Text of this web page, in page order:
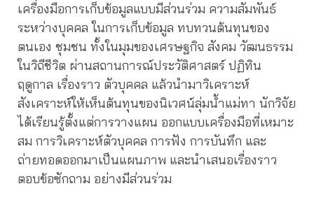
เครื่องมือการเก็บข้อมูลแบบมีส่วนร่วม ความสัมพันธ์
ระหว่างบุคคล ในการเก็บข้อมูล ทบทวนต้นทุนของ
ตนเอง ชุมชน ทั้งในมุมของเศรษฐกิจ สังคม วัฒนธรรม
ในวิถีชีวิต ผ่านสถานการณ์ประวัติศาสตร์ ปฏิทิน
ฤดูกาล เรื่องราว ตัวบุคคล แล้วนำมาวิเคราะห์
สังเคราะห์ให้เห็นต้นทุนของนิเวศน์ลุ่มน้ำแม่ทา นักวิจัย
ได้เรียนรู้ตั้งแต่การวางแผน ออกแบบเครื่องมือที่เหมาะ
สม การวิเคราะห์ตัวบุคคล การฟัง การบันทึก และ
ถ่ายทอดออกมาเป็นแผนภาพ และนำเสนอเรื่องราว
ตอบข้อซักถาม อย่างมีส่วนร่วม